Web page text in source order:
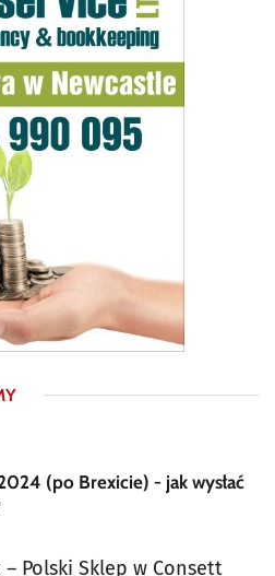
(po Brexicie) - jak wysłać